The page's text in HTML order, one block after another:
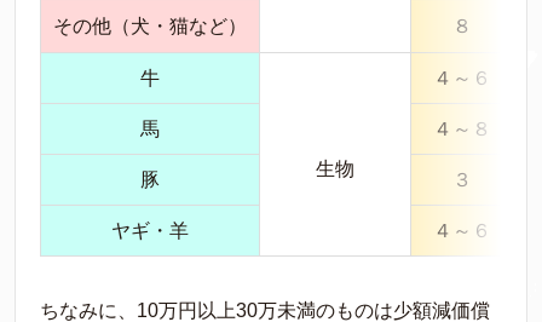
その他（犬・猫など） ８
牛
生物
４～６
馬 ４～８
豚 ３
ヤギ・羊 ４～６
ちなみに、10万円以上30万未満のものは少額減価償